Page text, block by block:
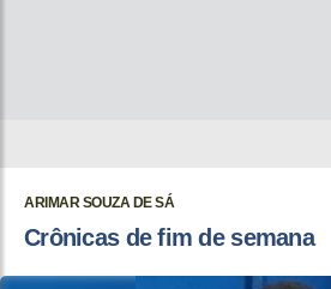
ARIMAR SOUZA DE SÁ
Crônicas de fim de semana